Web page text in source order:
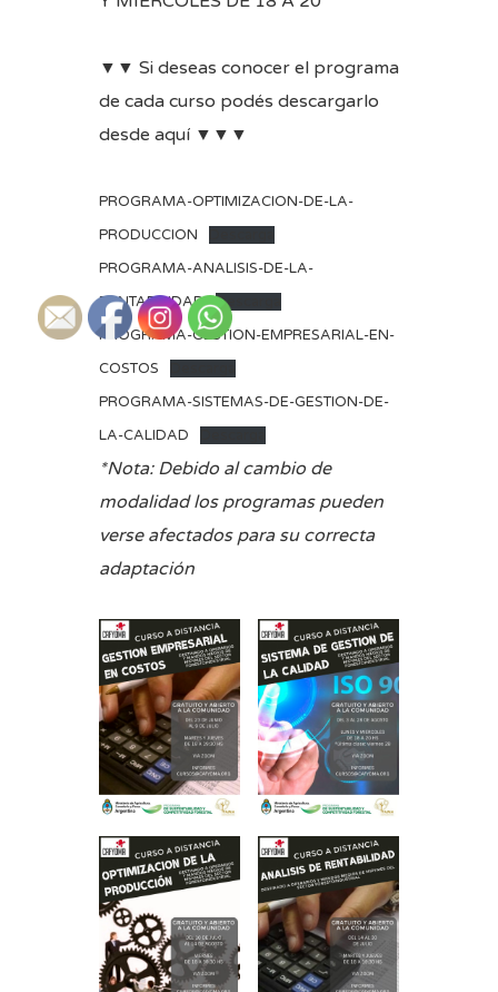
▼▼ Si deseas conocer el programa
de cada curso podés descargarlo
desde aquí ▼▼▼
PROGRAMA-OPTIMIZACION-DE-LA-
PRODUCCION
PROGRAMA-ANALISIS-DE-LA-
RENTABILIDAD Descarga
PROGRAMA-GESTION-EMPRESARIAL-EN-
COSTOS
PROGRAMA-SISTEMAS-DE-GESTION-DE-
LA-CALIDAD
*Nota: Debido al cambio de
modalidad los programas pueden
verse afectados para su correcta
adaptación